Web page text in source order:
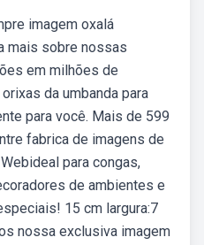
imagem oxalá
mais sobre nossas
em milhões de
da umbanda para
para você. Mais de 599
fabrica de imagens de
para congas,
de ambientes e
15 cm largura:7
nossa exclusiva imagem